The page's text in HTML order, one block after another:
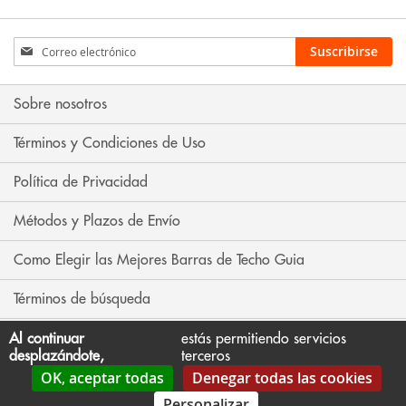
Inscríbase
a
nuestro
boletín
noticias:
Suscribirse
Sobre nosotros
Términos y Condiciones de Uso
Política de Privacidad
Métodos y Plazos de Envío
Como Elegir las Mejores Barras de Techo Guia
Términos de búsqueda
Búsqueda avanzada
Contáctenos
Al continuar
desplazándote,
estás permitiendo servicios
terceros
OK, aceptar todas
Denegar todas las cookies